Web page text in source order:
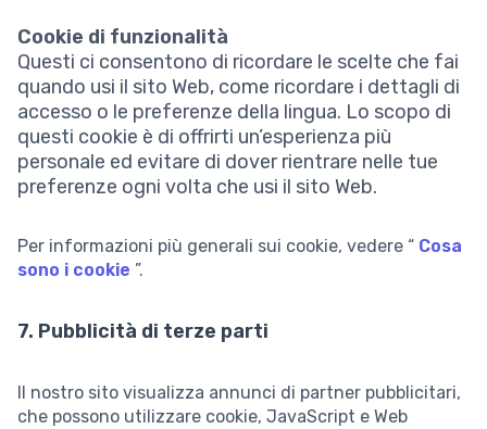
Cookie di funzionalità
Questi ci consentono di ricordare le scelte che fai
quando usi il sito Web, come ricordare i dettagli di
accesso o le preferenze della lingua. Lo scopo di
questi cookie è di offrirti un’esperienza più
personale ed evitare di dover rientrare nelle tue
preferenze ogni volta che usi il sito Web.
Per informazioni più generali sui cookie, vedere “ Cosa
sono i cookie ”.
7. Pubblicità di terze parti
Il nostro sito visualizza annunci di partner pubblicitari,
che possono utilizzare cookie, JavaScript e Web